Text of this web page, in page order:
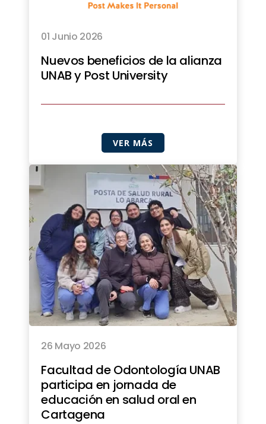
01 Junio 2026
Nuevos beneficios de la alianza
UNAB y Post University
VER MÁS
26 Mayo 2026
Facultad de Odontología UNAB
participa en jornada de
educación en salud oral en
Cartagena